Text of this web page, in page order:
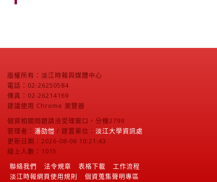
版權所有：淡江時報與媒體中心
電話：02-26250584
傳真：02-26214169
建議使用 Chrome 瀏覽器
個資相關問題請洽受理窗口，分機2799
管理者： 潘劭愷 / 建置單位： 淡江大學資訊處
更新日期：2026-08-06 10:21:43
線上人數：1015
聯絡我們
法令規章 表格下載
工作流程
淡江時報網頁使用規則
個資蒐集聲明專區